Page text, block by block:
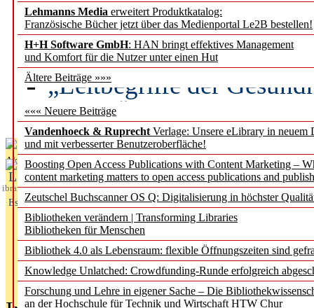
Lehmanns Media erweitert Produktkatalog:
Französische Bücher jetzt über das Medienportal Le2B bestellen!
H+H Software GmbH: HAN bringt effektives Management
und Komfort für die Nutzer unter einen Hut
Ältere Beiträge »»»
««« Neuere Beiträge
Vandenhoeck & Ruprecht Verlage: Unsere eLibrary in neuem
und mit verbesserter Benutzeroberfläche!
Boosting Open Access Publications with Content Marketing –
content marketing matters to open access publications and
Zeutschel Buchscanner OS Q: Digitalisierung in höchster
Bibliotheken verändern | Transforming Libraries
Bibliotheken für Menschen
Bibliothek 4.0 als Lebensraum: flexible Öffnungszeiten sind
Knowledge Unlatched: Crowdfunding-Runde erfolgreich
Forschung und Lehre in eigener Sache – Die
an der Hochschule für Technik und Wirtschaft HTW Chur
Künstliche Intelligenz
besser zu verstehen
„Leitbegriffe der
des BIÖG erscheinen
Aktuelles aus
L
ibrary
Essentials